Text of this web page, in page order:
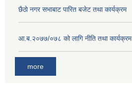
छै‌ठाे नगर सभाबाट पारित बजेट तथा कार्यक्रम
आ.ब.२०७७/०७८ को लागि नीति तथा कार्यक्रम
more